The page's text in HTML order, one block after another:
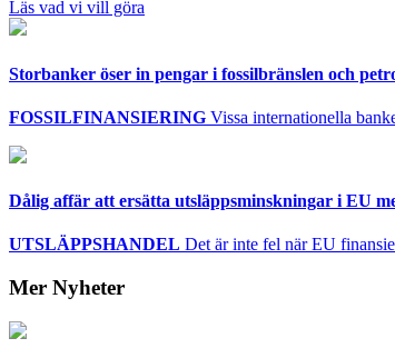
Läs vad vi vill göra
Storbanker öser in pengar i fossilbränslen och
FOSSILFINANSIERING Vissa internationella
Dålig affär att ersätta utsläppsminskningar i EU
UTSLÄPPSHANDEL Det är inte fel när EU
Mer Nyheter